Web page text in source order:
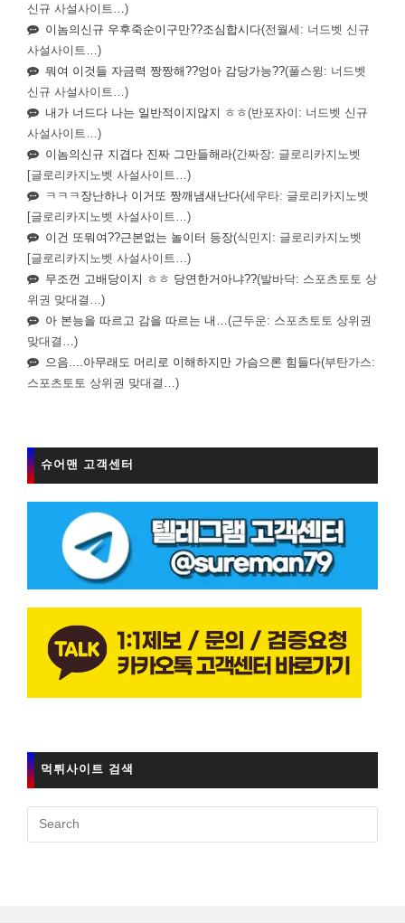
신규 사설사이트…)
이놈의신규 우후죽순이구만??조심합시다(전월세: 너드벳 신규
사설사이트…)
뭐여 이것들 자금력 짱짱해??엉아 감당가능??(풀스윙: 너드벳
신규 사설사이트…)
내가 너드다 나는 일반적이지않지 ㅎㅎ(반포자이: 너드벳 신규
사설사이트…)
이놈의신규 지겹다 진짜 그만들해라(간짜장: 글로리카지노벳
[글로리카지노벳 사설사이트…)
ㅋㅋㅋ장난하나 이거또 짱깨냄새난다(세우타: 글로리카지노벳
[글로리카지노벳 사설사이트…)
이건 또뭐여??근본없는 놀이터 등장(식민지: 글로리카지노벳
[글로리카지노벳 사설사이트…)
무조껀 고배당이지 ㅎㅎ 당연한거아냐??(발바닥: 스포츠토토 상
위권 맞대결…)
아 본능을 따르고 감을 따르는 내… (근두운: 스포츠토토 상위권
맞대결…)
으음....아무래도 머리로 이해하지만 가슴으론 힘들다(부탄가스:
스포츠토토 상위권 맞대결…)
슈어맨 고객센터
먹튀사이트 검색